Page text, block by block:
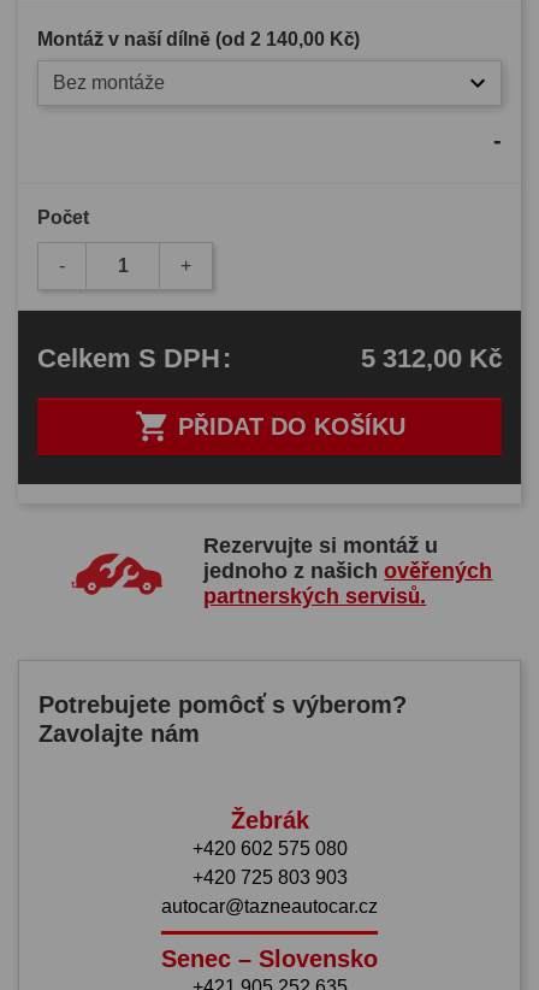
Montáž v naší dílně (od 2 140,00 Kč)
Bez montáže
-
Počet
- +
 PŘIDAT DO KOŠÍKU
Celkem S DPH: 5 312,00 Kč
Rezervujte si montáž u
jednoho z našichověřených
partnerských servisů.
Potrebujete pomôcť s výberom?
Zavolajte nám
Žebrák
+420 602 575 080
+420 725 803 903
autocar@tazneautocar.cz
Senec – Slovensko